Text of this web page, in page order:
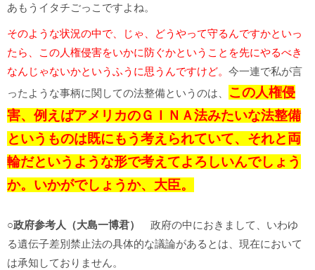
あもうイタチごっこですよね。
そのような状況の中で、じゃ、どうやって守るんですかといっ
たら、この人権侵害をいかに防ぐかということを先にやるべき
なんじゃないかというふうに思うんですけど。 今一連で私が言
ったような事柄に関しての法整備というのは、
この人権侵
害、例えばアメリカのＧＩＮＡ法みたいな法整備
というものは既にもう考えられていて、それと両
輪だというような形で考えてよろしいんでしょう
か。いかがでしょうか、大臣。
○政府参考人（大島一博君）
政府の中におきまして、いわゆ
る遺伝子差別禁止法の具体的な議論があるとは、現在において
は承知しておりません。